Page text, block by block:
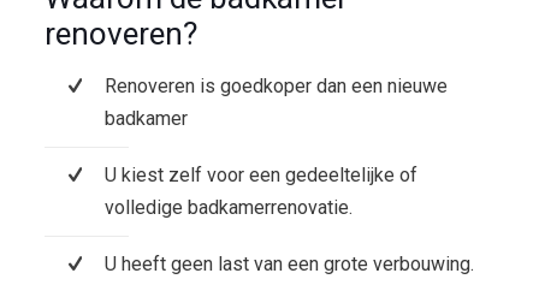
renoveren?
Renoveren is goedkoper dan een nieuwe
badkamer
U kiest zelf voor een gedeeltelijke of
volledige badkamerrenovatie.
U heeft geen last van een grote verbouwing.